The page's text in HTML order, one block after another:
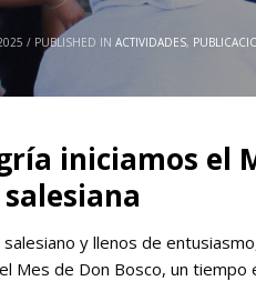
/ PUBLISHED IN ACTIVIDADES,
iniciamos el
y llenos de
Mes de Don Bosco, un